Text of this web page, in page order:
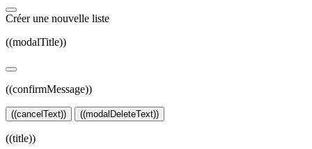
Créer une nouvelle liste
((modalTitle))
((confirmMessage))
((cancelText)) ((modalDeleteText))
((title))